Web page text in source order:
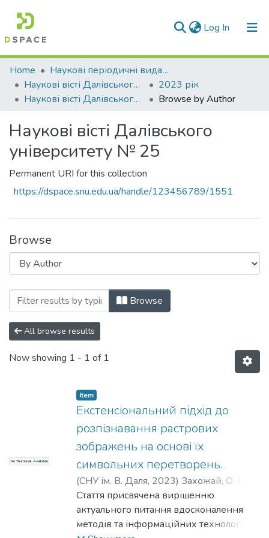
Log In (current)
Communities & Collections
All of DSpace
Home
Наукові періодичні видання СНУ ім. В. Даля
Наукові вісті Далівського університету
2023 рік
Наукові вісті Далівського університету № 25
Browse by Author
Наукові вісті Далівського
університету № 25
Permanent URI for this collection
https://dspace.snu.edu.ua/handle/123456789/1551
Browse
Browsing Наукові вісті Далівського
Browse
All browse results
Now showing 1 - 1 of 1
No Thumbnail Available
Item
Екстенсіональний підхід до
розпізнавання растрових
зображень на основі їх
символьних перетворень.
(СНУ ім. В. Даля, 2023) Захожай, О. І.
Крохмаль, А. В.
Стаття присвячена вирішенню
актуального питання вдосконалення
методів та інформаційних технологій